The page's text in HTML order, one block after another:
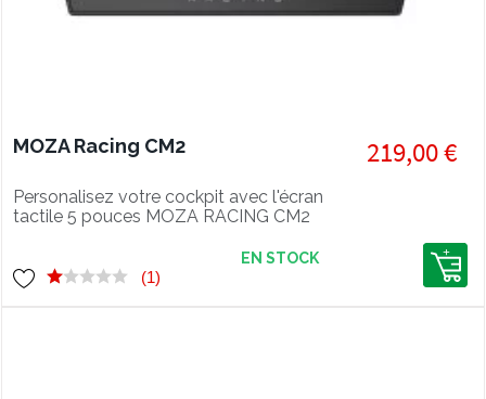
MOZA Racing CM2
Personalisez votre cockpit avec l'écran
tactile 5 pouces MOZA RACING CM2
219,00 €
(1)
EN STOCK